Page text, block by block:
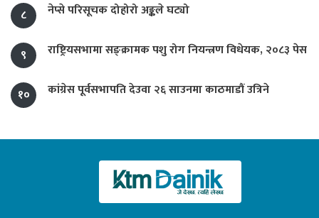
८ नेप्से परिसूचक दोहोरो अङ्कले घट्यो
९ राष्ट्रियसभामा सङ्क्रामक पशु रोग नियन्त्रण विधेयक, २०८३ पेस
१० कांग्रेस पूर्वसभापति देउवा २६ साउनमा काठमाडौं उत्रिने